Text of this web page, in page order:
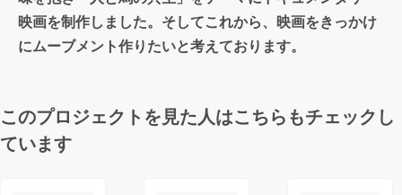
映画を制作しました。そしてこれから、映画をきっかけ
にムーブメント作りたいと考えております。
このプロジェクトを見た人はこちらもチェックし
ています